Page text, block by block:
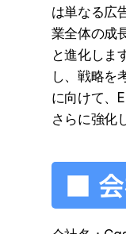
は単なる広
業全体の成
と進化しま
し、戦略を
に向けて、
さらに強化
■